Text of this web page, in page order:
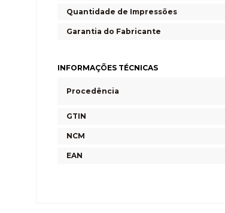
Quantidade de Impressões
Garantia do Fabricante
INFORMAÇÕES TÉCNICAS
Procedência
GTIN
NCM
EAN